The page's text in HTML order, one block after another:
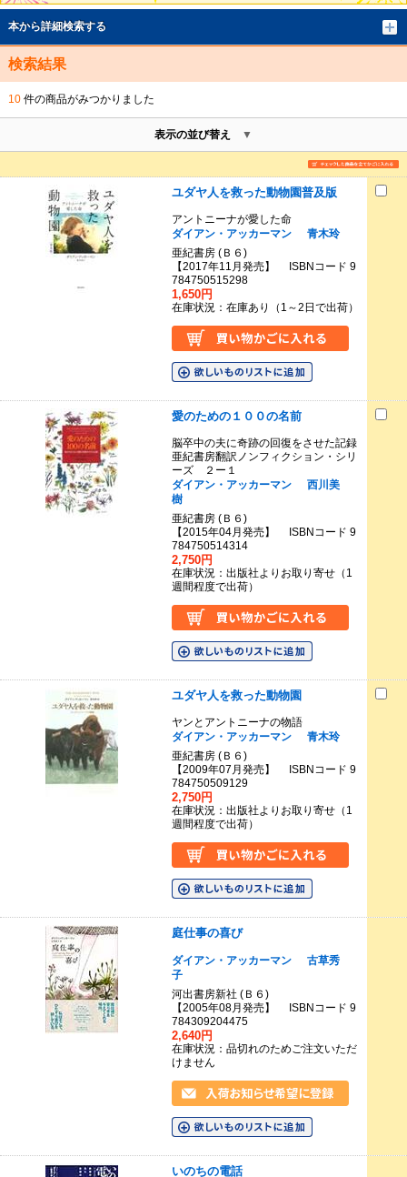
本から詳細検索する
検索結果
10件の商品がみつかりました
表示の並び替え
ユダヤ人を救った動物園普及版
アントニーナが愛した命
ダイアン・アッカーマン
青木玲
亜紀書房 (Ｂ６)
【2017年11月発売】 ISBNコード 9
784750515298
1,650円
在庫状況：在庫あり（1～2日で出荷）
愛のための１００の名前
脳卒中の夫に奇跡の回復をさせた記録
亜紀書房翻訳ノンフィクション・シリ
ーズ ２ー１
ダイアン・アッカーマン
西川美
樹
亜紀書房 (Ｂ６)
【2015年04月発売】 ISBNコード 9
784750514314
2,750円
在庫状況：出版社よりお取り寄せ（1
週間程度で出荷）
ユダヤ人を救った動物園
ヤンとアントニーナの物語
ダイアン・アッカーマン
青木玲
亜紀書房 (Ｂ６)
【2009年07月発売】 ISBNコード 9
784750509129
2,750円
在庫状況：出版社よりお取り寄せ（1
週間程度で出荷）
庭仕事の喜び
ダイアン・アッカーマン
古草秀
子
河出書房新社 (Ｂ６)
【2005年08月発売】 ISBNコード 9
784309204475
2,640円
在庫状況：品切れのためご注文いただ
けません
いのちの電話